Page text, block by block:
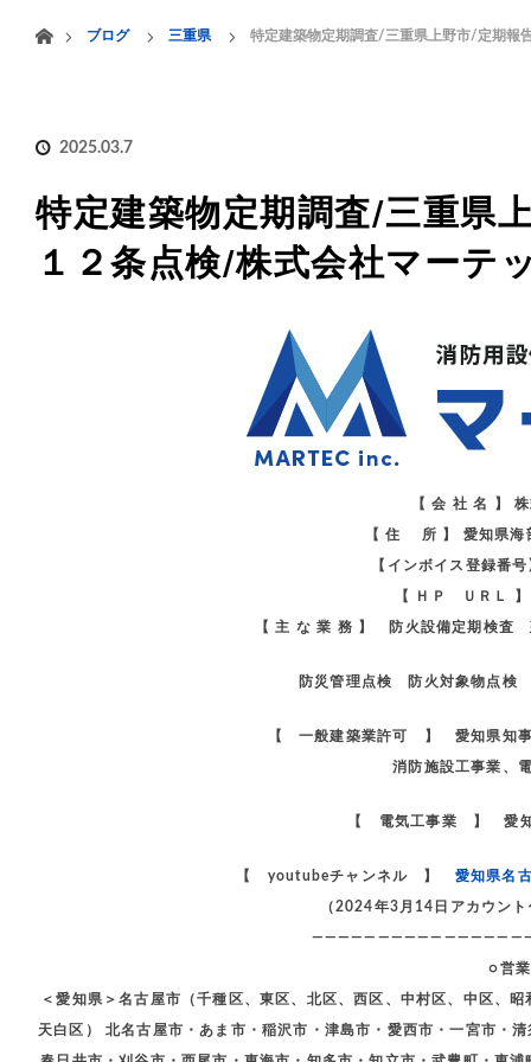
HOME 業務案内
ブログ
三重県 特定建築物定期調査/三重県上野市/定期報
2025.03.7
特定建築物定期調査/三重県
１２条点検/株式会社マーテ
【 会 社 名 】
【 住 所 】 愛知県海
【インボイス登録
【 ＨＰ ＵＲＬ
【 主 な 業 務 】 防火設備定期検査
防災管理点検 防火対象物点検
【 一般建築業許可 】 愛知県知
消防施設工事業、
【 電気工事業 】 愛
【 youtubeチャンネル 】 愛知県名
（2024年3月14日アカウン
○営
＜愛知県＞名古屋市（千種区、東区、北区、西区、中村区、中区、
天白区） 北名古屋市・あま市・稲沢市・津島市・愛西市・一宮市・